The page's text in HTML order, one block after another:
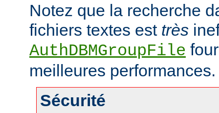
Notez que la recherche
fichiers textes est très
AuthDBMGroupFile
meilleures performances.
Sécurité